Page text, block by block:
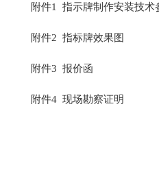
附件1 指示牌制作安装技术
附件2 指标牌效果图
附件3 报价函
附件4 现场勘察证明